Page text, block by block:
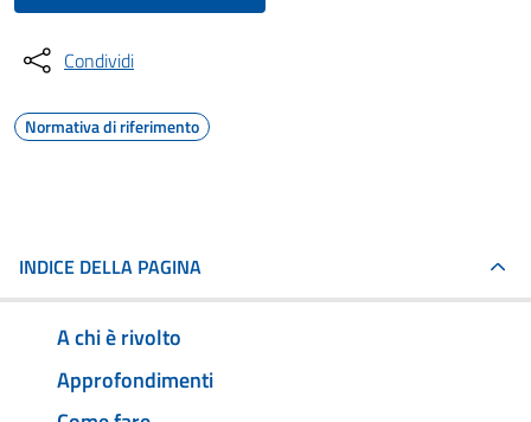
Condividi
Normativa di riferimento
INDICE DELLA PAGINA
A chi è rivolto
Approfondimenti